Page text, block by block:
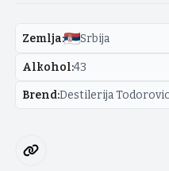
Zemlja: Srbija
Alkohol:43
Brend:Destilerija Todorovic